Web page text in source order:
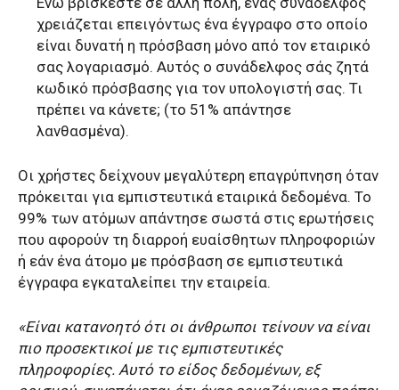
χρειάζεται επειγόντως ένα έγγραφο στο οποίο
είναι δυνατή η πρόσβαση μόνο από τον εταιρικό
σας λογαριασμό. Αυτός ο συνάδελφος σάς ζητά
κωδικό πρόσβασης για τον υπολογιστή σας. Τι
πρέπει να κάνετε; (το 51% απάντησε
λανθασμένα).
Οι χρήστες δείχνουν μεγαλύτερη επαγρύπνηση όταν
πρόκειται για εμπιστευτικά εταιρικά δεδομένα. Το
99% των ατόμων απάντησε σωστά στις ερωτήσεις
που αφορούν τη διαρροή ευαίσθητων πληροφοριών
ή εάν ένα άτομο με πρόσβαση σε εμπιστευτικά
έγγραφα εγκαταλείπει την εταιρεία.
«Είναι κατανοητό ότι οι άνθρωποι τείνουν να είναι
πιο προσεκτικοί με τις εμπιστευτικές
πληροφορίες. Αυτό το είδος δεδομένων, εξ